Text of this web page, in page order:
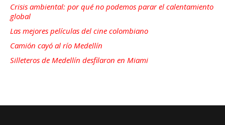
Crisis ambiental: por qué no podemos parar el calentamiento
global
Las mejores películas del cine colombiano
Camión cayó al río Medellín
Silleteros de Medellín desfilaron en Miami